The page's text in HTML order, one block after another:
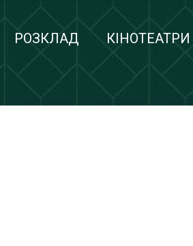
РОЗКЛАД КІНОТЕАТРИ